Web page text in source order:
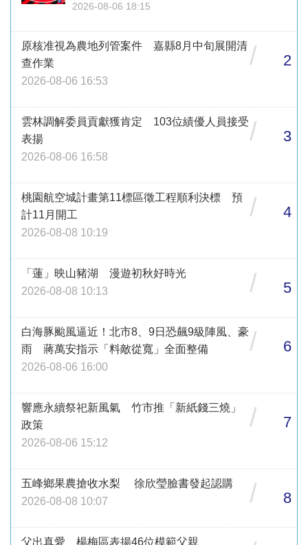
2026-08-06 18:15
原核准視為農地列管案件 嘉縣8月中旬展開清
查作業
2026-08-06 16:53
/ 2
雲林調解委員貢獻獲肯定 103位績優人員接受
表揚
2026-08-06 16:58
/ 3
桃園航空城計畫第11標區徵工程順利決標 預
計11月開工
2026-08-08 10:19
/ 4
「蓮」映山豬湖 漫遊初秋好時光
2026-08-08 10:13
/ 5
白海豚颱風逼近！北市8、9日恐飆9級陣風、豪
雨 蔣萬安指示「料敵從寬」全面整備
2026-08-06 16:00
/ 6
響應永續祭祀新風氣 竹市推「新紙錢三燒」
政策
2026-08-06 15:12
/ 7
五峰鄉果農搶收水梨 徐欣瑩臉書發起認購
2026-08-08 10:07
/ 8
父出真愛 楊梅區表揚46位模範父親